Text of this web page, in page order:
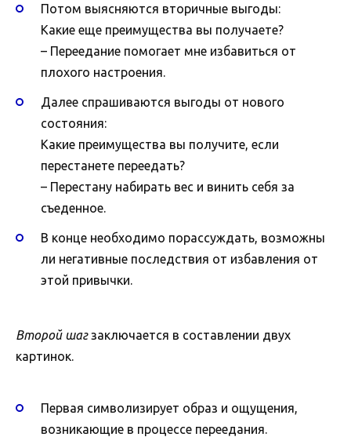
Потом выясняются вторичные выгоды:
Какие еще преимущества вы получаете?
– Переедание помогает мне избавиться от
плохого настроения.
Далее спрашиваются выгоды от нового
состояния:
Какие преимущества вы получите, если
перестанете переедать?
– Перестану набирать вес и винить себя за
съеденное.
В конце необходимо порассуждать, возможны
ли негативные последствия от избавления от
этой привычки.
Второй шагзаключается в составлении двух
картинок.
Первая символизирует образ и ощущения,
возникающие в процессе переедания.